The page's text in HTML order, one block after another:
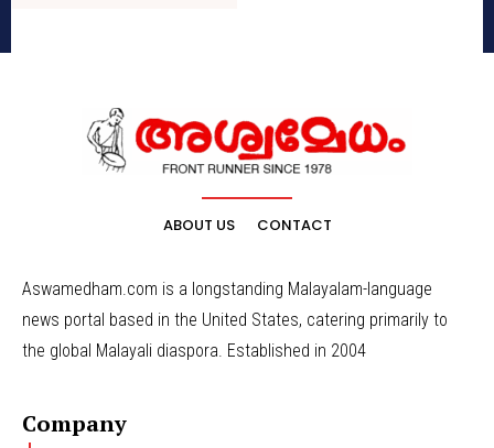
ABOUT US CONTACT
Aswamedham.com is a longstanding Malayalam-language
news portal based in the United States, catering primarily to
the global Malayali diaspora. Established in 2004
Company